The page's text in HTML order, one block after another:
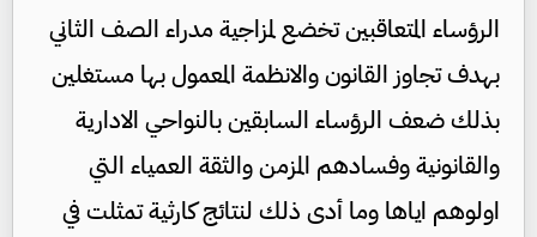
الرؤساء المتعاقبين تخضع لمزاجية مدراء الصف الثاني
بهدف تجاوز القانون والانظمة المعمول بها مستغلين
بذلك ضعف الرؤساء السابقين بالنواحي الادارية
والقانونية وفسادهم المزمن والثقة العمياء التي
اولوهم اياها وما أدى ذلك لنتائج كارثية تمثلت في